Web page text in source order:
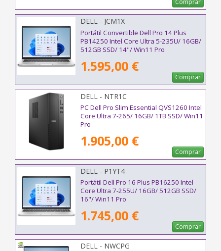
Comprar
DELL - JCM1X
Portátil Convertible Dell Pro 14 Plus
PB14250 Intel Core Ultra 5-235U/ 16GB/
512GB SSD/ 14"/ Win11 Pro
1.595,00 €
Comprar
DELL - NTR1C
PC Dell Pro Slim Essential QVS1260 Intel
Core Ultra 7-265/ 16GB/ 1TB SSD/ Win11
Pro
1.905,00 €
Comprar
DELL - P1YT4
Portátil Dell Pro 16 Plus PB16250 Intel
Core Ultra 7-255U/ 16GB/ 512GB SSD/
16"/ Win11 Pro
1.745,00 €
Comprar
DELL - NWCPG